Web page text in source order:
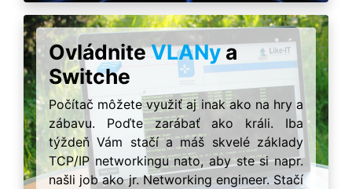
OvládniteVLANya
Switche
Počítač môžete využiť aj inak ako na hry a
zábavu. Poďte zarábať ako králi. Iba
týždeň Vám stačí a máš skvelé základy
TCP/IP networkingu nato, aby ste si napr.
našli job ako jr. Networking engineer. Stačí